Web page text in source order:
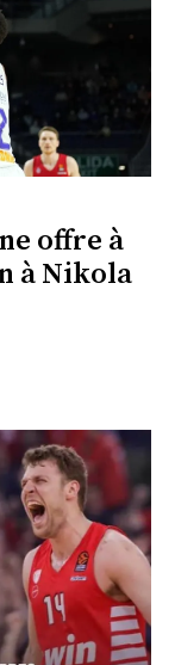
offre à
à Nikola